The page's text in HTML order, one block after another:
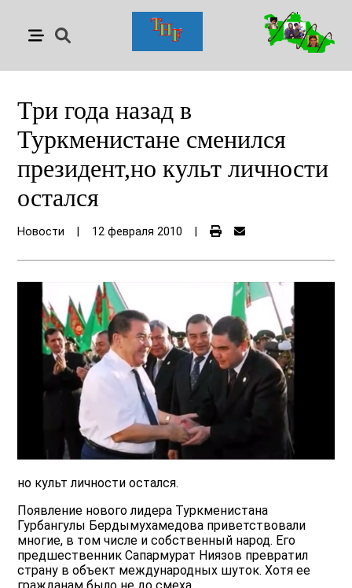
Три года назад в
Туркменистане сменился
президент,но культ личности
остался
Новости 12 февраля 2010
но культ личности остался.
Появление нового лидера Туркменистана
Гурбангулы Бердымухамедова приветствовали
многие, в том числе и собственный народ. Его
предшественник Сапармурат Ниязов превратил
страну в объект международных шуток. Хотя ее